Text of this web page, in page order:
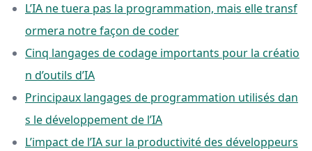
L’IA ne tuera pas la programmation, mais elle transf
ormera notre façon de coder
Cinq langages de codage importants pour la créatio
n d’outils d’IA
Principaux langages de programmation utilisés dan
s le développement de l’IA
L’impact de l’IA sur la productivité des développeurs